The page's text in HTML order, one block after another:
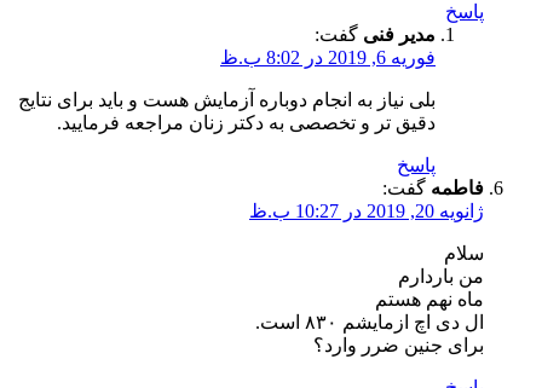
پاسخ
مدیر فنی گفت:
فوریه 6, 2019 در 8:02 ب.ظ
بلی نیاز به انجام دوباره آزمایش هست و باید برای نتایج
دقیق تر و تخصصی به دکتر زنان مراجعه فرمایید.
پاسخ
فاطمه گفت:
ژانویه 20, 2019 در 10:27 ب.ظ
سلام
من باردارم
ماه نهم هستم
ال دی اچ ازمایشم ۸۳۰ است.
برای جنین ضرر وارد؟